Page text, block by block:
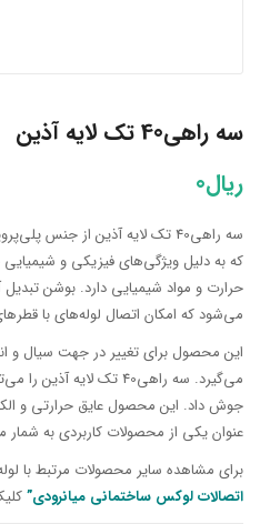
سه راهی40 تک لایه آذین
ریال0
که به دلیل ویژگی‌های فیزیکی و شیمیایی
حرارت و مواد شیمیایی دارد. بوشن
می‌شود که امکان اتصال لوله‌های با
این محصول برای تغییر در جهت سیال و
می‌گیرد. سه راهی40 تک
جوش داد. این محصول عایق حرارتی و
عنوان یکی از محصولات کاربردی به شمار
برای مشاهده سایر محصولات مرتبط با
اتصالات لوکس ساختمانی میانرودی”